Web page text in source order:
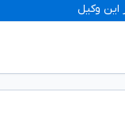
این وکیل